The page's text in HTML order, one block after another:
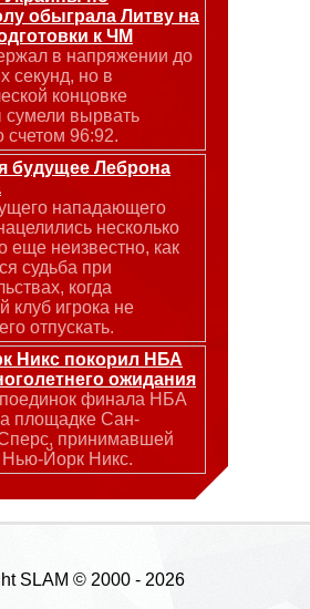
обыграла Литву на
к ЧМ
в напряжении до
секунд, но в
концовке
сумели вырвать
счетом 96:92.
будущее Леброна
нападающего
несколько
еще неизвестно, как
судьба при
когда
клуб игрока не
отпускать.
Никс покорил НБА
ожидания
финала НБА
площадке Сан-
принимавшей
Нью-Йорк Никс.
SLAM © 2000 - 2026